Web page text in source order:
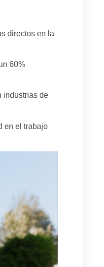
directos en la
60%
industrias de
en el trabajo